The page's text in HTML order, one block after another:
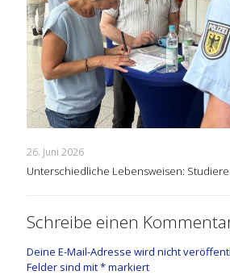
26. Juni 2026
Unterschiedliche Lebensweisen:
Schreibe einen
Deine E-Mail-Adresse wird nicht
Felder sind mit*markiert